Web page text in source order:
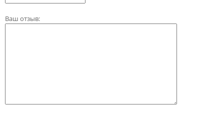
Ваш отзыв: